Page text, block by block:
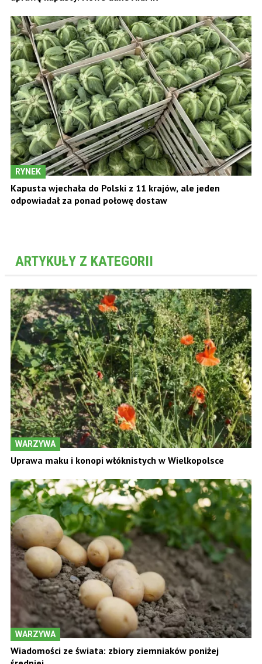
RYNEK
Kapusta wjechała do Polski z 11 krajów, ale jeden
odpowiadał za ponad połowę dostaw
ARTYKUŁY Z KATEGORII
WARZYWA
Uprawa maku i konopi włóknistych w Wielkopolsce
WARZYWA
Wiadomości ze świata: zbiory ziemniaków poniżej